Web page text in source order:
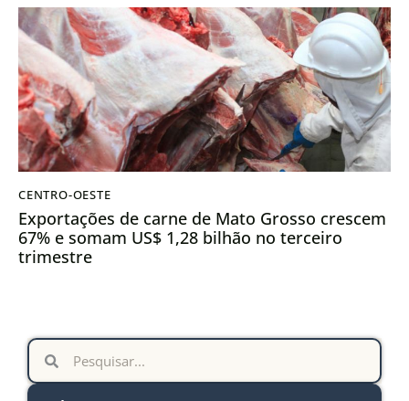
CENTRO-OESTE
Exportações de carne de Mato Grosso crescem
67% e somam US$ 1,28 bilhão no terceiro
trimestre